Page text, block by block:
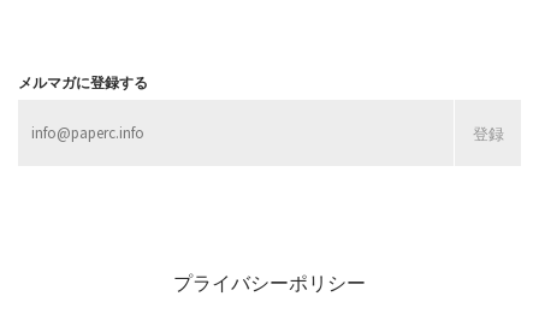
メルマガに登録する
プライバシーポリシー